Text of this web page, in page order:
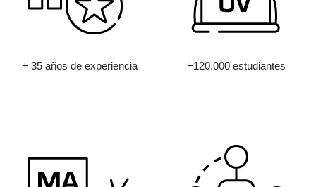
+ 35 años de experiencia +120.000 estudiantes